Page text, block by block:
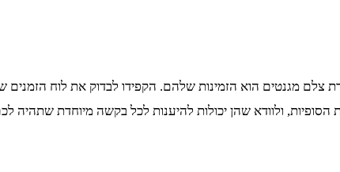
צלם מגנטים הוא הזמינות שלהם. הקפידו לבדוק את לוח
ולוודא שהן יכולות להיענות לכל בקשה מיוחדת שתהיה